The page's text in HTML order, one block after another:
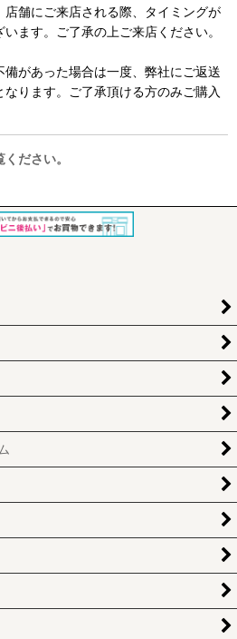
舗にご来店される際、タイミングが
ます。ご了承の上ご来店ください。
があった場合は一度、弊社にご返送
ります。ご了承頂ける方のみご購入
ださい。